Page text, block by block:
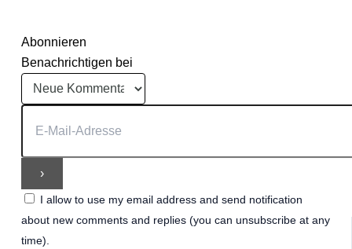
Abonnieren
Benachrichtigen bei
I allow to use my email address and send notification
about new comments and replies (you can unsubscribe at any
time).